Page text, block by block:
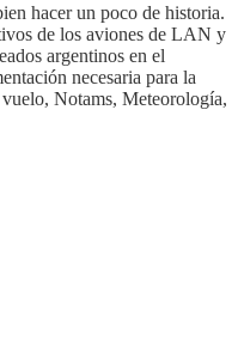
hacer un poco de historia.
de los aviones de LAN y
argentinos en el
necesaria para la
Notams, Meteorología,